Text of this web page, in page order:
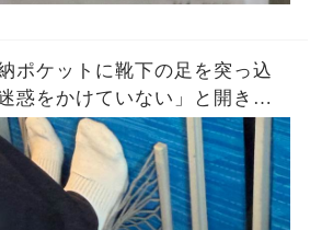
ポケットに靴下の足を突っ込
惑をかけていない」と開き直
席を確認すると…